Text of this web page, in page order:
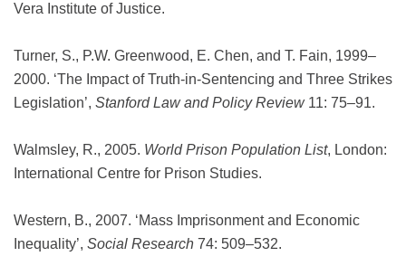
Vera Institute of Justice.
Turner, S., P.W. Greenwood, E. Chen, and T. Fain, 1999–
2000. ‘The Impact of Truth-in-Sentencing and Three Strikes
Legislation’, Stanford Law and Policy Review11: 75–91.
Walmsley, R., 2005. World Prison Population List, London:
International Centre for Prison Studies.
Western, B., 2007. ‘Mass Imprisonment and Economic
Inequality’, Social Research 74: 509–532.